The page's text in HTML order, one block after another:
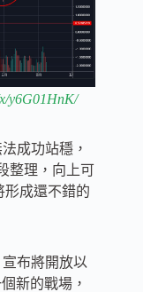
y6G01HnK/
成功站穩，
整理，向上可
形成還不錯的
宣布將開放以
新的戰場，